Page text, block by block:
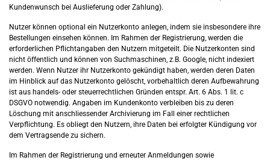
Kundenwunsch bei Auslieferung oder Zahlung).
Nutzer können optional ein Nutzerkonto anlegen, indem sie insbesondere ihre
Bestellungen einsehen können. Im Rahmen der Registrierung, werden die
erforderlichen Pflichtangaben den Nutzern mitgeteilt. Die Nutzerkonten sind
nicht öffentlich und können von Suchmaschinen, z.B. Google, nicht indexiert
werden. Wenn Nutzer ihr Nutzerkonto gekündigt haben, werden deren Daten
im Hinblick auf das Nutzerkonto gelöscht, vorbehaltlich deren Aufbewahrung
ist aus handels- oder steuerrechtlichen Gründen entspr. Art. 6 Abs. 1 lit. c
DSGVO notwendig. Angaben im Kundenkonto verbleiben bis zu deren
Löschung mit anschliessender Archivierung im Fall einer rechtlichen
Verpflichtung. Es obliegt den Nutzern, ihre Daten bei erfolgter Kündigung vor
dem Vertragsende zu sichern.
Im Rahmen der Registrierung und erneuter Anmeldungen sowie